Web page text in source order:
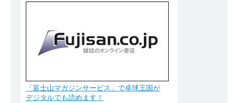
「富士山マガジンサービス」で卓球王国が
デジタルでも読めます！